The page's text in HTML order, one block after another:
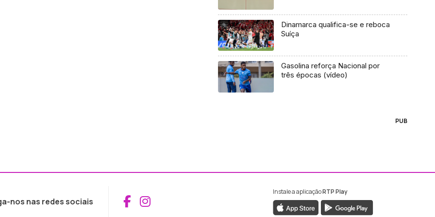
Dinamarca qualifica-se e reboca
Suíça
Gasolina reforça Nacional por
três épocas (vídeo)
PUB
nos nas redes sociais Aceder ao Facebook da RTP Madeira
Aceder ao Instagram da RTP Madeira
Instale a aplicaçãoRTP Play